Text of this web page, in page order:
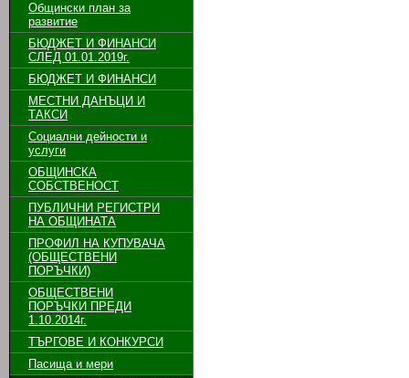
Общински план за
развитие
БЮДЖЕТ И ФИНАНСИ
СЛЕД 01.01.2019г.
БЮДЖЕТ И ФИНАНСИ
МЕСТНИ ДАНЪЦИ И
ТАКСИ
Социални дейности и
услуги
ОБЩИНСКА
СОБСТВЕНОСТ
ПУБЛИЧНИ РЕГИСТРИ
НА ОБЩИНАТА
ПРОФИЛ НА КУПУВАЧА
(ОБЩЕСТВЕНИ
ПОРЪЧКИ)
ОБЩЕСТВЕНИ
ПОРЪЧКИ ПРЕДИ
1.10.2014г.
ТЪРГОВЕ И КОНКУРСИ
Пасища и мери